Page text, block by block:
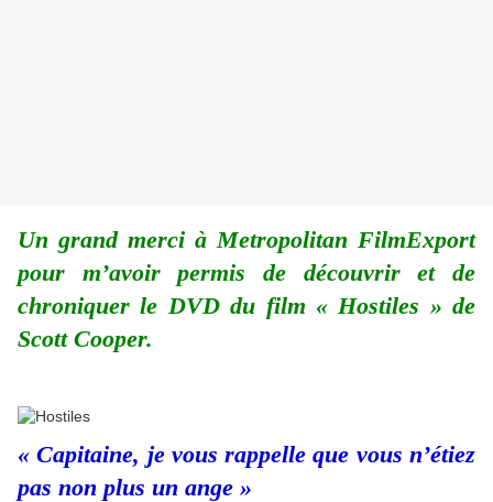
Un grand merci à Metropolitan FilmExport
pour m’avoir permis de découvrir et de
chroniquer le DVD du film « Hostiles » de
Scott Cooper.
« Capitaine, je vous rappelle que vous n’étiez
pas non plus un ange »